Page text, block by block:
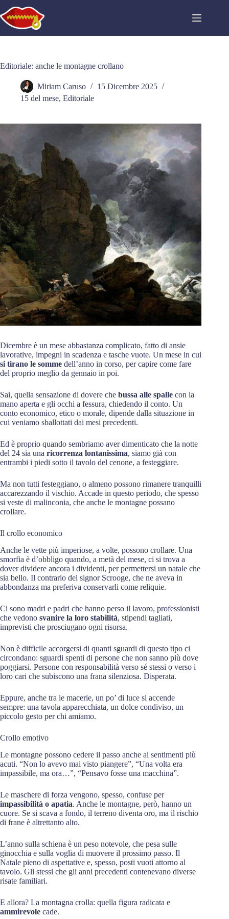
al
contenuto
Editoriale: anche le montagne crollano
Miriam Caruso
15 Dicembre 2025
15 del mese, Editoriale
Dicembre è un mese abbastanza complicato, fatto di ansie
lavorative, impegni in scadenza e tasche vuote. Un mese in cui
si tirano le somme dell’anno in corso, per capire come fare
del proprio meglio da gennaio in poi.
Sai, quella sensazione di dovere che bussa alle spalle con la
mano aperta e gli occhi a fessura, chiedendo il conto. Un
conto economico, etico o morale, dipende dalla situazione in
cui veniamo sballottati dai mesi precedenti.
Ed è proprio quando sembriamo aver dimenticato che la notte
del 24 sia una ricorrenza lontanissima, siamo già con
entrambi i piedi sotto il tavolo del cenone, a festeggiare.
Ma non tutti festeggiano, o almeno possono rimanere tranquilli
accarezzando il vischio. Accade in questo periodo, che spesso
si veste di malinconia, che anche le montagne possano
crollare.
Il crollo economico
Anche le vette più imperiose, a volte, possono crollare. Una
smorfia è d’obbligo quando, a metà del mese, ci si trova a
dover dividere ancora i dividenti, per permettersi un natale che
sia bello. Il contrario del signor Scrooge, che ne aveva in
abbondanza ma preferiva conservarli come reliquie.
Ci sono madri e padri che hanno perso il lavoro, professionisti
che vedono svanire la loro stabilità, stipendi tagliati,
imprevisti che prosciugano ogni risorsa.
Non è difficile accorgersi di quanti sguardi di questo tipo ci
circondano: sguardi spenti di persone che non sanno più dove
poggiarsi. Persone con responsabilità verso sé stessi o verso i
loro cari che subiscono una frana silenziosa. Disperata.
Eppure, anche tra le macerie, un po’ di luce si accende
sempre: una tavola apparecchiata, un dolce condiviso, un
piccolo gesto per chi amiamo.
Crollo emotivo
Le montagne possono cedere il passo anche ai sentimenti più
acuti. “Non lo avevo mai visto piangere”, “Una volta era
impassibile, ma ora…”, “Pensavo fosse una macchina”.
Le maschere di forza vengono, spesso, confuse per
impassibilità o apatia. Anche le montagne, però, hanno un
cuore. Se si scava a fondo, il terreno diventa oro, ma il rischio
di frane è altrettanto alto.
L’anno sulla schiena è un peso notevole, che pesa sulle
ginocchia e sulla voglia di muovere il prossimo passo. Il
Natale pieno di aspettative e, spesso, posti vuoti attorno al
tavolo. Gli stessi che gli anni precedenti contenevano diverse
risate familiari.
E allora? La montagna crolla: quella figura radicata e
ammirevole cade.